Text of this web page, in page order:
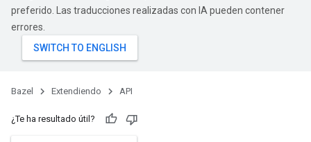
preferido. Las traducciones realizadas con IA pueden contener
errores.
Bazel Extendiendo API
¿Te ha resultado útil?